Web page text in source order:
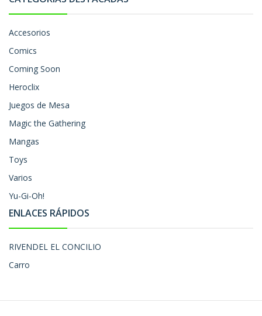
Accesorios
Comics
Coming Soon
Heroclix
Juegos de Mesa
Magic the Gathering
Mangas
Toys
Varios
Yu-Gi-Oh!
ENLACES RÁPIDOS
RIVENDEL EL CONCILIO
Carro